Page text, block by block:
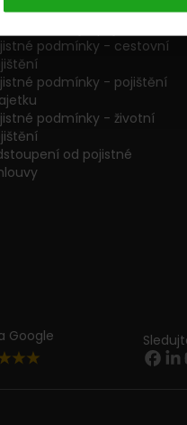
podmínky - povinné
podmínky - cestovní
podmínky - pojištění
podmínky - životní
od pojistné
Google